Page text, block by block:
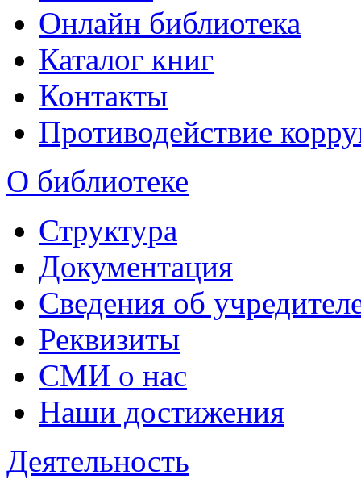
Онлайн библиотека
Каталог книг
Контакты
Противодействие
О библиотеке
Структура
Документация
Сведения об
Реквизиты
СМИ о нас
Наши достижения
Деятельность